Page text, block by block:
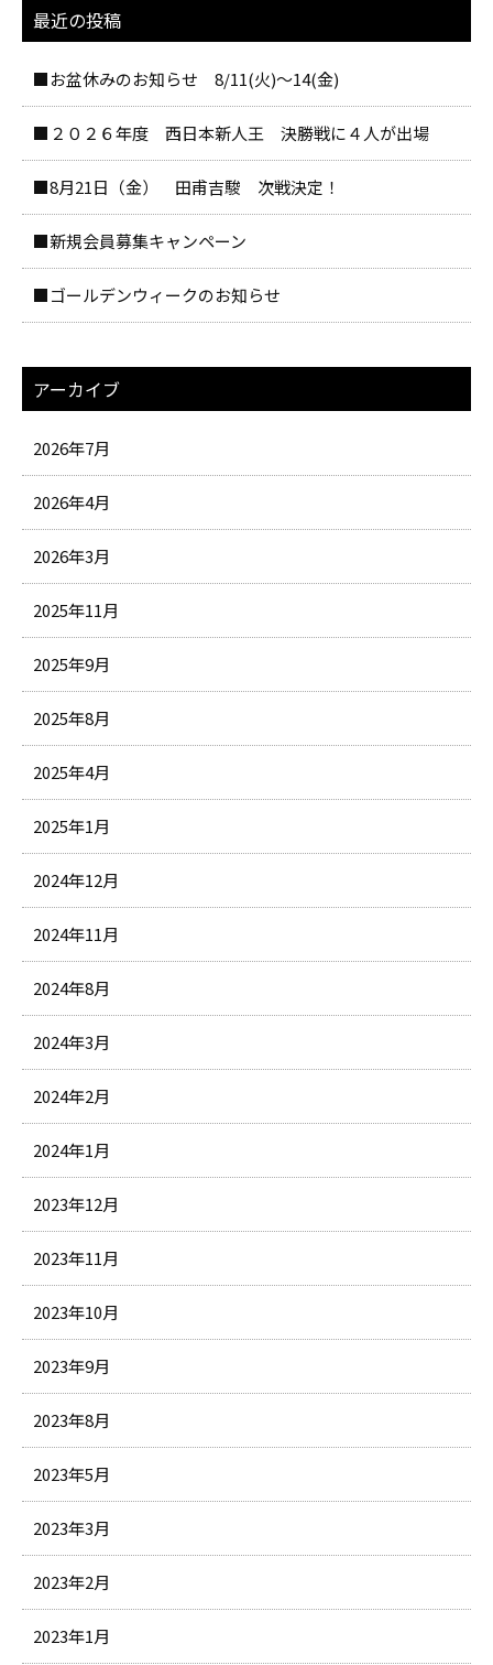
最近の投稿
■お盆休みのお知らせ 8/11(火)～14(金)
■２０２６年度 西日本新人王 決勝戦に４人が出場
■8月21日（金） 田甫吉駿 次戦決定！
■新規会員募集キャンペーン
■ゴールデンウィークのお知らせ
アーカイブ
2026年7月
2026年4月
2026年3月
2025年11月
2025年9月
2025年8月
2025年4月
2025年1月
2024年12月
2024年11月
2024年8月
2024年3月
2024年2月
2024年1月
2023年12月
2023年11月
2023年10月
2023年9月
2023年8月
2023年5月
2023年3月
2023年2月
2023年1月